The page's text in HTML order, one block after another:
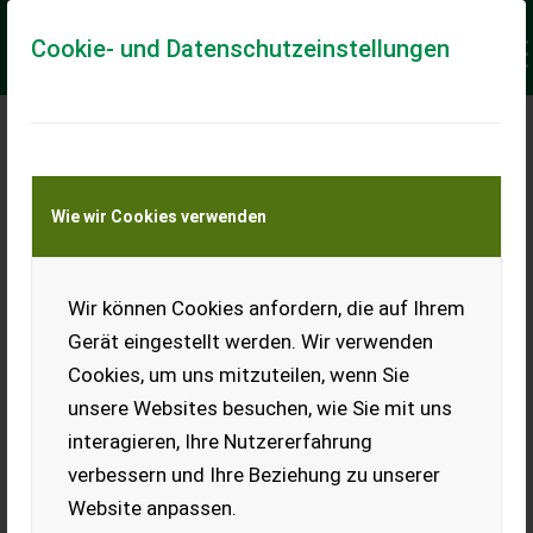
Cookie- und Datenschutzeinstellungen
Wie wir Cookies verwenden
Wir können Cookies anfordern, die auf Ihrem
Gerät eingestellt werden. Wir verwenden
Cookies, um uns mitzuteilen, wenn Sie
unsere Websites besuchen, wie Sie mit uns
interagieren, Ihre Nutzererfahrung
verbessern und Ihre Beziehung zu unserer
Website anpassen.
Meine Transportkostenanfrage
Transport von Land- und Baumaschinen –
KEINE Tiertransporte
Ladeort
Ort